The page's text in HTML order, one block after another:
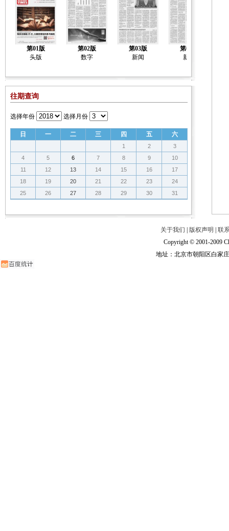
第01版
头版
第02版
数字
第03版
新闻
第04版
新闻
往期查询
选择年份 选择月份
日 一 二 三 四 五 六
1 2
3
4
5 6 7 8 9
10
11
12 13 14 15 16
17
18
19 20 21 22 23
24
25
26 27 28 29 30 31
关于我们 版权声明
联
Copyright © 2001-2009
地址：北京市朝阳区白家